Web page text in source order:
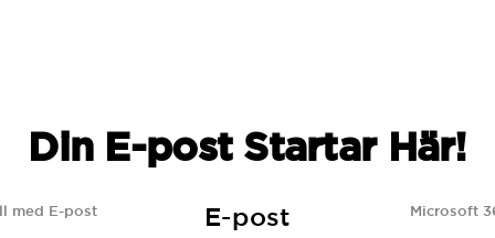
Din E-post Startar Här!
med E-post E-post Microsoft